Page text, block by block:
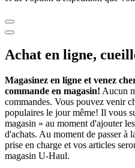
Achat en ligne,
Magasinez en ligne et venez
commande en magasin! Aucun
commandes. Vous pouvez venir
populaires le jour même! Il vous
magasin » au moment d'ajouter
d'achats. Au moment de passer à
prise en charge et vos articles
magasin U-Haul.